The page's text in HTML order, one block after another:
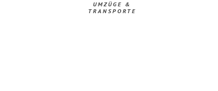
UMZÜGE &
TRANSPORTE